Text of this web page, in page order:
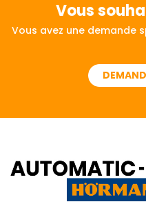
Vous
Vous avez une demande